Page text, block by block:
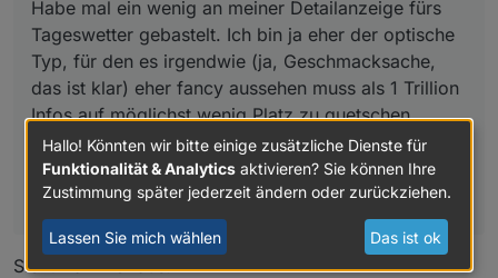
Habe mal ein wenig an meiner Detailanzeige fürs
Tageswetter gebastelt. Ich bin ja eher der optische
Typ, für den es irgendwie (ja, Geschmacksache,
das ist klar) eher fancy aussehen muss als 1 Trillion
Infos auf möglichst wenig Platz zu quetschen.
Vllt. gefällts ja jemandem..
entwurf.png `
Sieht Hammer aus.
Hallo! Könnten wir bitte einige zusätzliche Dienste für
Funktionalität & Analytics aktivieren? Sie können Ihre
Zustimmung später jederzeit ändern oder zurückziehen.
Lassen Sie mich wählen Das ist ok